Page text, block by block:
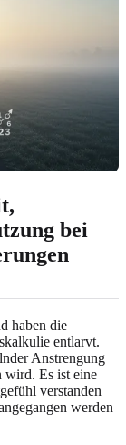
bei
haben die
entlarvt.
Anstrengung
wird. Es ist eine
verstanden
werden